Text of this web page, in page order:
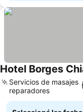
Hotel Borges
Servicios de masajes
reparadores